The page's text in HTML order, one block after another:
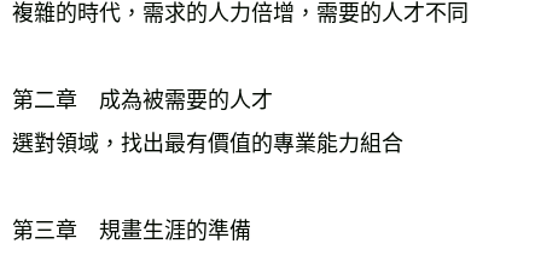
複雜的時代，需求的人力倍增，需要的人才不同
第二章　成為被需要的人才
選對領域，找出最有價值的專業能力組合
第三章　規畫生涯的準備